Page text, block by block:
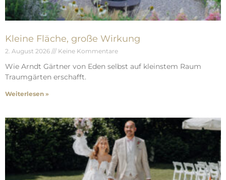
Kleine Fläche, große Wirkung
2. August 2026 Keine Kommentare
Wie Arndt Gärtner von Eden selbst auf kleinstem Raum
Traumgärten erschafft.
Weiterlesen »